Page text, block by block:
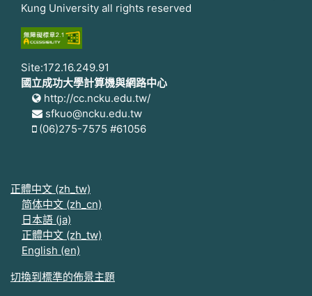
Kung University all rights reserved
Site:172.16.249.91
國立成功大學計算機與網路中心
http://cc.ncku.edu.tw/
sfkuo@ncku.edu.tw
(06)275-7575 #61056
正體中文 ‎(zh_tw)‎
简体中文 ‎(zh_cn)‎
日本語 ‎(ja)‎
正體中文 ‎(zh_tw)‎
English ‎(en)‎
切換到標準的佈景主題